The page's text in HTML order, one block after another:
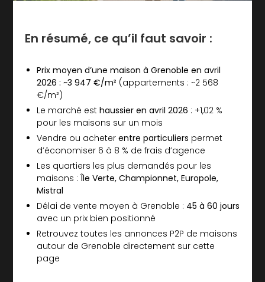
En résumé, ce qu’il faut savoir :
Prix moyen d’une maison à Grenoble en avril
2026 : ~3 947 €/m² (appartements : ~2 568
€/m²)
Le marché esthaussier en avril 2026 : +1,02 %
pour les maisons sur un mois
Vendre ou acheterentre particuliers permet
d’économiser 6 à 8 % de frais d’agence
Les quartiers les plus demandés pour les
maisons :Île Verte, Championnet, Europole,
Mistral
Délai de vente moyen à Grenoble : 45 à 60 jours
avec un prix bien positionné
Retrouvez toutes les annonces P2P de maisons
autour de Grenoble directement sur cette
page